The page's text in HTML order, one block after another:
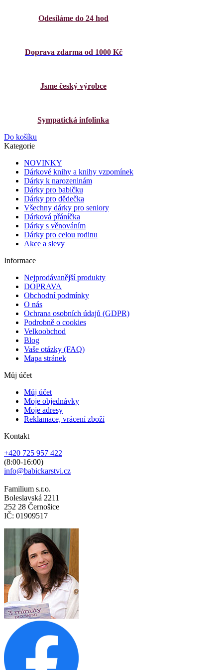
Odesíláme do 24 hod
Doprava zdarma od 1000 Kč
Jsme český výrobce
Sympatická infolinka
Do košíku
Kategorie
NOVINKY
Dárkové knihy a knihy vzpomínek
Dárky k narozeninám
Dárky pro babičku
Dárky pro dědečka
Všechny dárky pro seniory
Dárková přáníčka
Dárky s věnováním
Dárky pro celou rodinu
Akce a slevy
Informace
Nejprodávanější produkty
DOPRAVA
Obchodní podmínky
O nás
Ochrana osobních údajů (GDPR)
Podrobně o cookies
Velkoobchod
Blog
Vaše otázky (FAQ)
Mapa stránek
Můj účet
Můj účet
Moje objednávky
Moje adresy
Reklamace, vrácení zboží
Kontakt
+420 725 957 422
(8:00-16:00)
info@babickarstvi.cz
Familium s.r.o.
Boleslavská 2211
252 28 Černošice
IČ: 01909517